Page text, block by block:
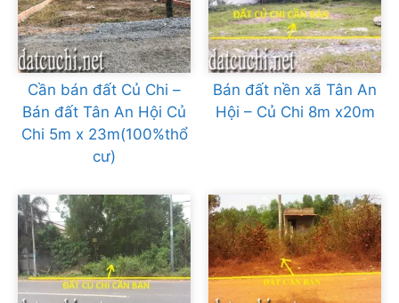
Cần bán đất Củ Chi –
Bán đất Tân An Hội Củ
Chi 5m x 23m(100%thổ
cư)
Bán đất nền xã Tân An
Hội – Củ Chi 8m x20m